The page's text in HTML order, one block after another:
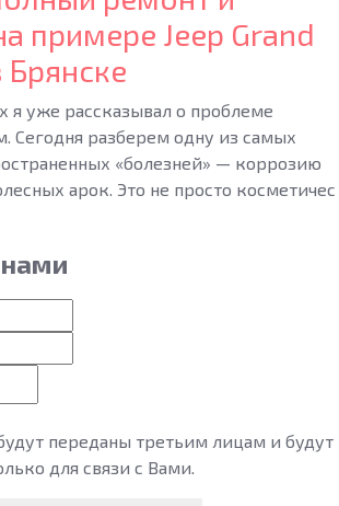
примере Jeep Grand
Брянске
я уже рассказывал о проблеме
Сегодня разберем одну из самых
«болезней» — коррозию
арок. Это не просто косметичес
нами
переданы третьим лицам и будут
для связи с Вами.